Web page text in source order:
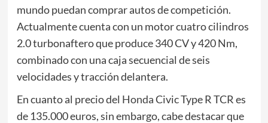
mundo puedan comprar autos de competición.
Actualmente cuenta con un motor cuatro cilindros
2.0 turbonaftero que produce 340 CV y 420 Nm,
combinado con una caja secuencial de seis
velocidades y tracción delantera.
En cuanto al precio del HondaCivic Type R TCR es
de 135.000 euros, sin embargo, cabe destacar que